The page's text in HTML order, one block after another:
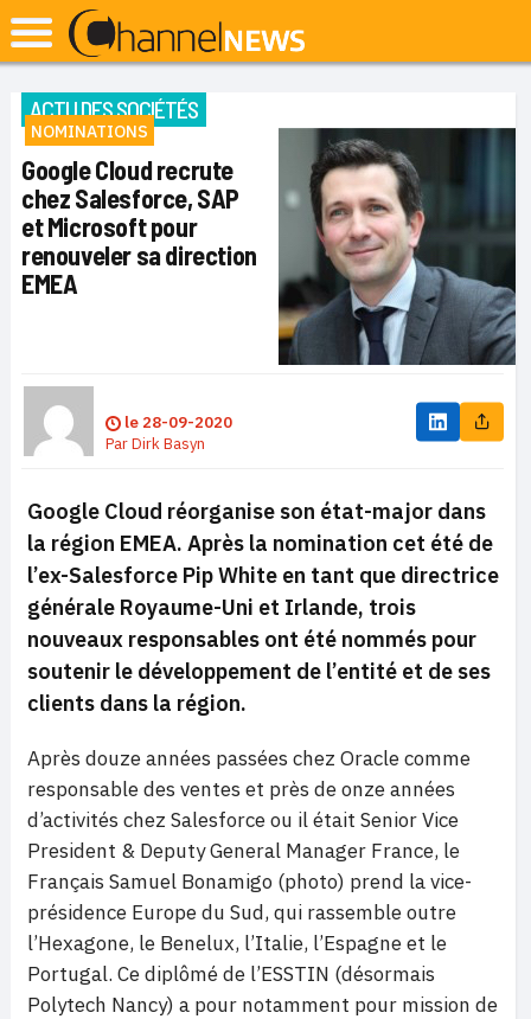
ACTU DES SOCIÉTÉS
NOMINATIONS
Google Cloud recrute
chez Salesforce, SAP
et Microsoft pour
renouveler sa direction
EMEA
le 28-09-2020
ParDirk Basyn
Google Cloud réorganise son état-major dans
la région EMEA. Après la nomination cet été de
l’ex-Salesforce Pip White en tant que directrice
générale Royaume-Uni et Irlande, trois
nouveaux responsables ont été nommés pour
soutenir le développement de l’entité et de ses
clients dans la région.
Après douze années passées chez Oracle comme
responsable des ventes et près de onze années
d’activités chez Salesforce ou il était Senior Vice
President & Deputy General Manager France, le
Français Samuel Bonamigo (photo) prend la vice-
présidence Europe du Sud, qui rassemble outre
l’Hexagone, le Benelux, l’Italie, l’Espagne et le
Portugal. Ce diplômé de l’ESSTIN (désormais
Polytech Nancy) a pour notamment pour mission de